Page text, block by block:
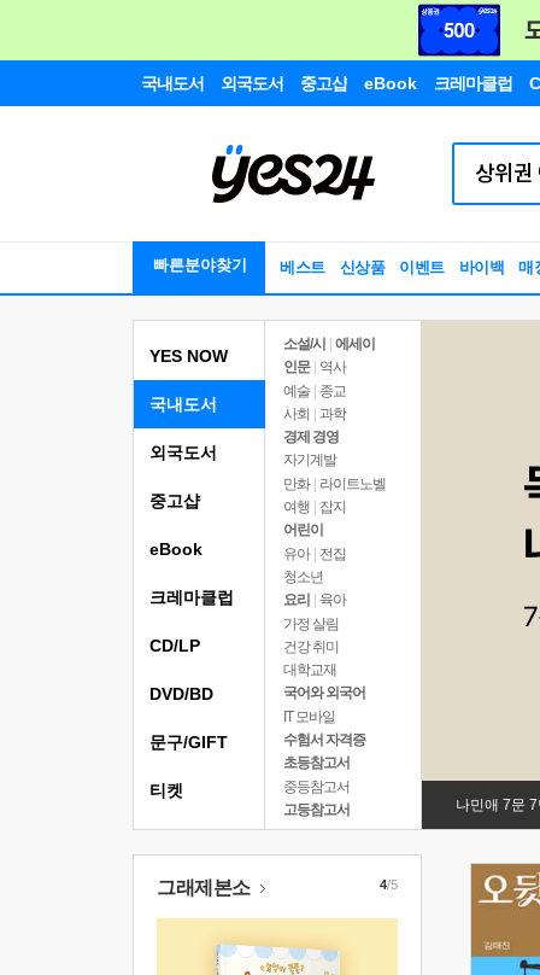
국내도서 외국도서 중고샵 eBook 크레마클럽
빠른분야찾기 베스트 신상품 이벤트 바이백 매
YES NOW
국내도서
소설/시
에세이
인문
역사
예술 | 종교
사회 | 과학
경제 경영
자기계발
만화 | 라이트노벨
여행
잡지
어린이
유아 | 전집
청소년
요리
육아
가정 살림
건강 취미
대학교재
국어와 외국어
IT 모바일
수험서 자격증
초등참고서
중등참고서
고등참고서
나민애 7문
외국도서
중고샵
eBook
크레마클럽
CD/LP
DVD/BD
문구/GIFT
티켓
그래제본소 4/5